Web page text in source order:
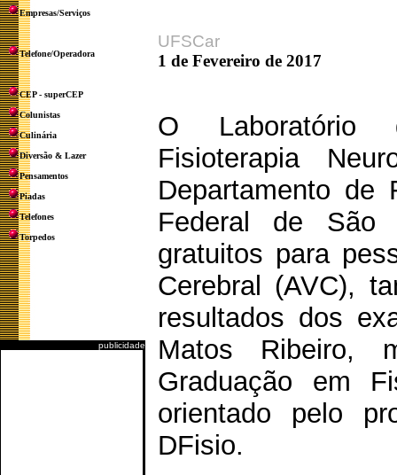
Empresas/Serviços
Telefone/Operadora
CEP - superCEP
Colunistas
Culinária
Diversão & Lazer
Pensamentos
Piadas
Telefones
Torpedos
publicidade
UFSCar
1 de Fevereiro de 2017
O Laboratório
Fisioterapia
Departamento de
Federal de São
gratuitos para
Cerebral (AVC),
resultados dos
Matos Ribeiro,
Graduação em
orientado pelo
DFisio.